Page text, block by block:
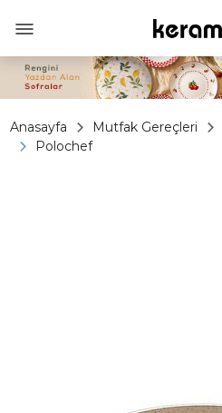
Anasayfa Mutfak Gereçleri
Polochef